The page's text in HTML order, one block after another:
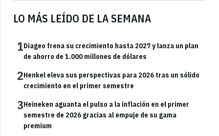
LO MÁS LEÍDO DE LA SEMANA
1Diageo frena su crecimiento hasta 2027 y lanza un plan
de ahorro de 1.000 millones de dólares
2Henkel eleva sus perspectivas para 2026 tras un sólido
crecimiento en el primer semestre
3Heineken aguanta el pulso a la inflación en el primer
semestre de 2026 gracias al empuje de su gama
premium